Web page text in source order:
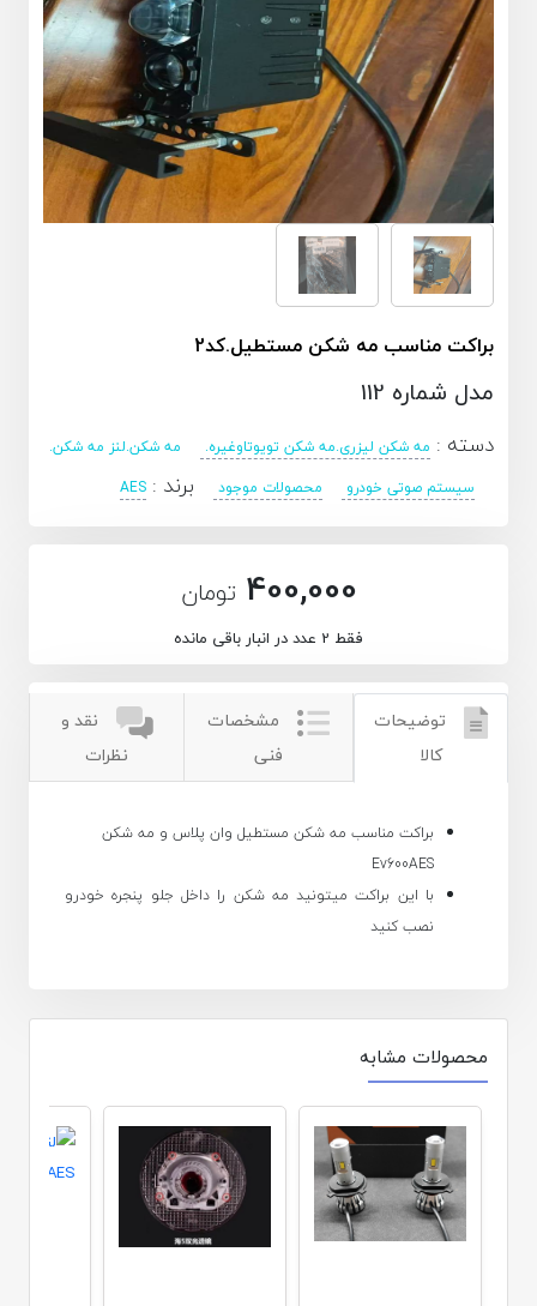
براکت مناسب مه شکن مستطیل.کد2
مدل شماره 112
دسته : مه شکن لیزری.مه شکن تویوتاوغیره.
مه شکن.لنز مه شکن.
سیستم صوتی خودرو
محصولات موجود برند : AES
400,000 تومان
فقط 2 عدد در انبار باقی مانده
توضیحات
کالا
مشخصات
فنی
نقد و
نظرات
براکت مناسب مه شکن مستطیل وان پلاس و مه شکن
Ev600AES
با این براکت میتونید مه شکن را داخل جلو پنجره خودرو
نصب کنید
محصولات مشابه